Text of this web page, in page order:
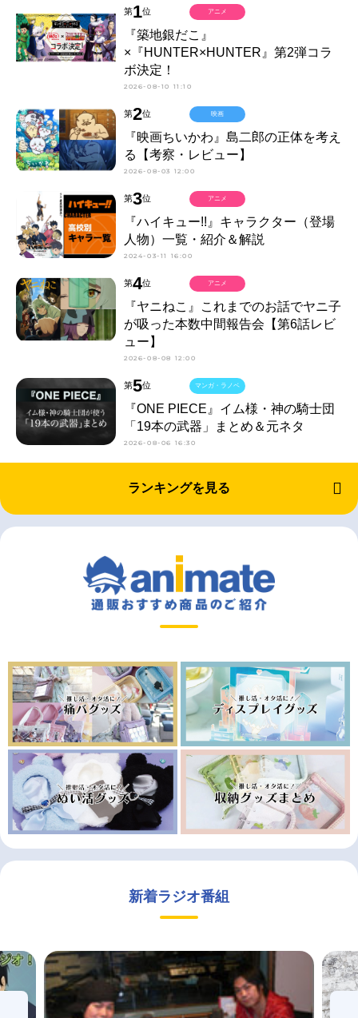
第1位
『築地銀だこ』
×『HUNTER×HUNTER』第2弾コラ
ボ決定！
2026-08-10 11:10
アニメ
第2位
『映画ちいかわ』島二郎の正体を考え
る【考察・レビュー】
2026-08-03 12:00
映画
第3位
『ハイキュー!!』キャラクター（登場
人物）一覧・紹介＆解説
2024-03-11 16:00
アニメ
第4位
『ヤニねこ』これまでのお話でヤニ子
が吸った本数中間報告会【第6話レビ
ュー】
2026-08-08 12:00
アニメ
第5位
『ONE PIECE』イム様・神の騎士団
「19本の武器」まとめ＆元ネタ
2026-08-06 16:30
マンガ・ラノベ
ランキングを見る
新着ラジオ番組